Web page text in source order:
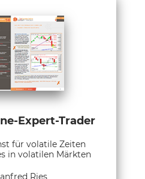
Expert-Trader
für volatile Zeiten
in volatilen Märkten
Ries